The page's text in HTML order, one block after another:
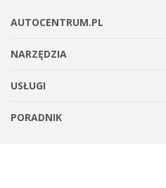
AUTOCENTRUM.PL
NARZĘDZIA
USŁUGI
PORADNIK